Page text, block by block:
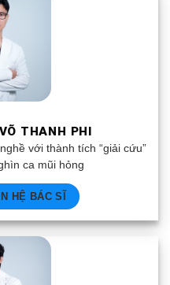
THANH PHI
với thành tích “giải cứu”
ca mũi hỏng
HỆ BÁC SĨ